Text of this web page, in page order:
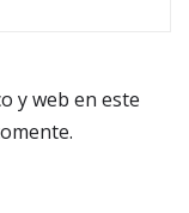
y web en este